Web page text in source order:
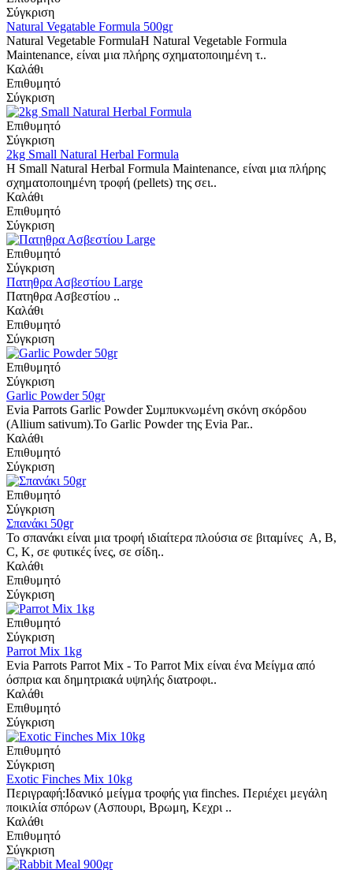
Σύγκριση
Natural Vegatable Formula 500gr
Natural Vegetable FormulaΗ Natural Vegetable Formula
Μaintenance, είναι μια πλήρης σχηματοποιημένη τ..
Καλάθι
Επιθυμητό
Σύγκριση
Επιθυμητό
Σύγκριση
2kg Small Natural Herbal Formula
Η Small Natural Herbal Formula Μaintenance, είναι μια πλήρης
σχηματοποιημένη τροφή (pellets) της σει..
Καλάθι
Επιθυμητό
Σύγκριση
Επιθυμητό
Σύγκριση
Πατηθρα Ασβεστίου Large
Πατηθρα Ασβεστίου ..
Καλάθι
Επιθυμητό
Σύγκριση
Επιθυμητό
Σύγκριση
Garlic Powder 50gr
Evia Parrots Garlic Powder Συμπυκνωμένη σκόνη σκόρδου
(Allium sativum).Το Garlic Powder της Evia Par..
Καλάθι
Επιθυμητό
Σύγκριση
Επιθυμητό
Σύγκριση
Σπανάκι 50gr
Το σπανάκι είναι μια τροφή ιδιαίτερα πλούσια σε βιταμίνες A, B,
C, Κ, σε φυτικές ίνες, σε σίδη..
Καλάθι
Επιθυμητό
Σύγκριση
Επιθυμητό
Σύγκριση
Parrot Mix 1kg
Evia Parrots Parrot Mix - Το Parrot Mix είναι ένα Μείγμα από
όσπρια και δημητριακά υψηλής διατροφι..
Καλάθι
Επιθυμητό
Σύγκριση
Επιθυμητό
Σύγκριση
Exotic Finches Mix 10kg
Περιγραφή:Ιδανικό μείγμα τροφής για finches. Περιέχει μεγάλη
ποικιλία σπόρων (Ασπουρι, Βρωμη, Κεχρι ..
Καλάθι
Επιθυμητό
Σύγκριση